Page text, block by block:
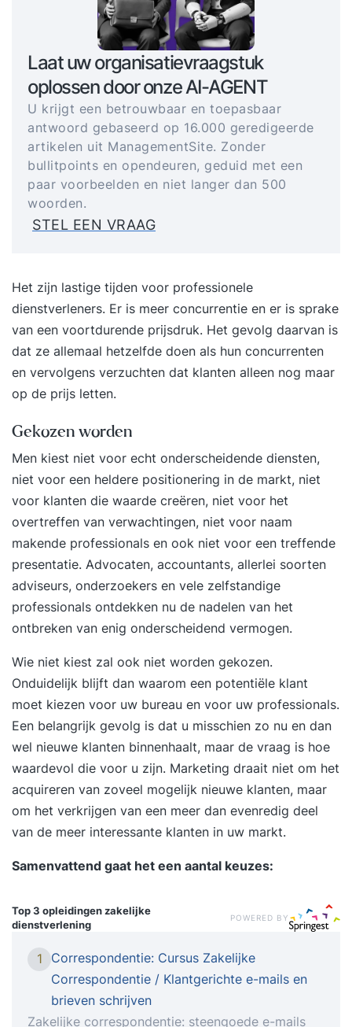
Laat uw organisatievraagstuk
oplossen door onze AI-AGENT
U krijgt een betrouwbaar en toepasbaar
antwoord gebaseerd op 16.000 geredigeerde
artikelen uit ManagementSite. Zonder
bullitpoints en opendeuren, geduid met een
paar voorbeelden en niet langer dan 500
woorden.
STEL EEN VRAAG
Het zijn lastige tijden voor professionele
dienstverleners. Er is meer concurrentie en er is sprake
van een voortdurende prijsdruk. Het gevolg daarvan is
dat ze allemaal hetzelfde doen als hun concurrenten
en vervolgens verzuchten dat klanten alleen nog maar
op de prijs letten.
Gekozen worden
Men kiest niet voor echt onderscheidende diensten,
niet voor een heldere positionering in de markt, niet
voor klanten die waarde creëren, niet voor het
overtreffen van verwachtingen, niet voor naam
makende professionals en ook niet voor een treffende
presentatie. Advocaten, accountants, allerlei soorten
adviseurs, onderzoekers en vele zelfstandige
professionals ontdekken nu de nadelen van het
ontbreken van enig onderscheidend vermogen.
Wie niet kiest zal ook niet worden gekozen.
Onduidelijk blijft dan waarom een potentiële klant
moet kiezen voor uw bureau en voor uw professionals.
Een belangrijk gevolg is dat u misschien zo nu en dan
wel nieuwe klanten binnenhaalt, maar de vraag is hoe
waardevol die voor u zijn. Marketing draait niet om het
acquireren van zoveel mogelijk nieuwe klanten, maar
om het verkrijgen van een meer dan evenredig deel
van de meer interessante klanten in uw markt.
Samenvattend gaat het een aantal keuzes:
Top 3 opleidingenzakelijke
dienstverlening
POWERED BY
1
Correspondentie: Cursus Zakelijke
Correspondentie / Klantgerichte e-mails en
brieven schrijven
Zakelijke correspondentie: steengoede e-mails